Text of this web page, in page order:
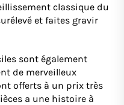
classique du
et faites gravir
sont également
de merveilleux
offerts à un prix très
a une histoire à